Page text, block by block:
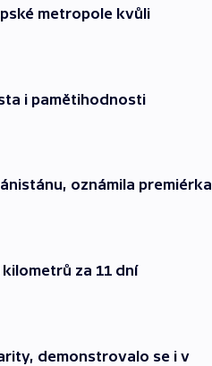
metropole kvůli
i pamětihodnosti
oznámila premiérka
za 11 dní
demonstrovalo se i v